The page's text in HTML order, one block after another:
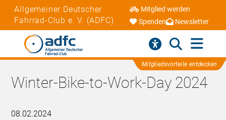
Allgemeiner Deutscher
Fahrrad-Club e. V. (ADFC)
Mitglied werden
Spenden
Newsletter
Mitgliedsvorteile entdecken
Winter-Bike-to-Work-Day 2024
08.02.2024